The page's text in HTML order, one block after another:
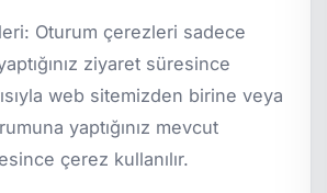
Oturum çerezleri sadece
ziyaret süresince
web sitemizden birine veya
yaptığınız mevcut
çerez kullanılır.